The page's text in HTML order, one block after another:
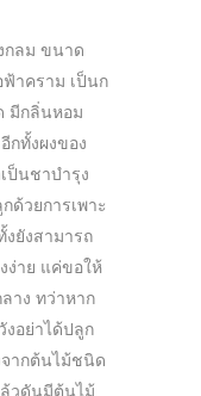
กลม ขนาด
ฟ้าคราม เป็นก
มีกลิ่นหอม
กทั้งผงของ
ป็นชาบำรุง
ด้วยการเพาะ
งยังสามารถ
ง่าย แค่ขอให้
าง ทว่าหาก
งอย่าได้ปลูก
ากต้นไม้ชนิด
วดันมีต้นไม้